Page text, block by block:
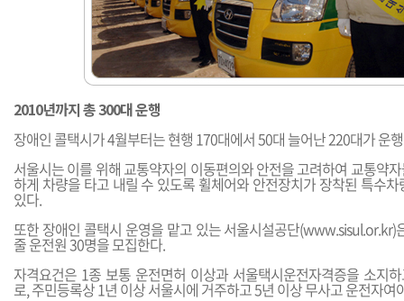
2010년까지 총 300대 운행
장애인 콜택시가 4월부터는 현행 170대에서 50대 늘어난 220대가 운
서울시는 이를 위해 교통약자의 이동편의와 안전을 고려하여 교통약
하게 차량을 타고 내릴 수 있도록 휠체어와 안전장치가 장착된 특수
있다.
또한 장애인 콜택시 운영을 맡고 있는 서울시설공단(www.sisul.or.kr)
줄 운전원 30명을 모집한다.
자격요건은 1종 보통 운전면허 이상과 서울택시운전자격증을 소지
로, 주민등록상 1년 이상 서울시에 거주하고 5년 이상 무사고 운전자여